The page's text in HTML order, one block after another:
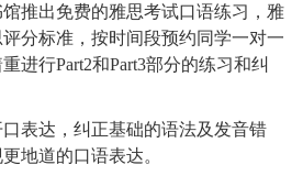
推出免费的雅思考试口语练习，雅
分标准，按时间段预约同学一对一
进行Part2和Part3部分的练习和纠
表达，纠正基础的语法及发音错
地道的口语表达。